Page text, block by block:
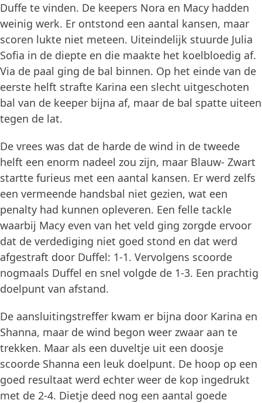
Duffe te vinden. De keepers Nora en Macy hadden
weinig werk. Er ontstond een aantal kansen, maar
scoren lukte niet meteen. Uiteindelijk stuurde Julia
Sofia in de diepte en die maakte het koelbloedig af.
Via de paal ging de bal binnen. Op het einde van de
eerste helft strafte Karina een slecht uitgeschoten
bal van de keeper bijna af, maar de bal spatte uiteen
tegen de lat.
De vrees was dat de harde de wind in de tweede
helft een enorm nadeel zou zijn, maar Blauw- Zwart
startte furieus met een aantal kansen. Er werd zelfs
een vermeende handsbal niet gezien, wat een
penalty had kunnen opleveren. Een felle tackle
waarbij Macy even van het veld ging zorgde ervoor
dat de verdediging niet goed stond en dat werd
afgestraft door Duffel: 1-1. Vervolgens scoorde
nogmaals Duffel en snel volgde de 1-3. Een prachtig
doelpunt van afstand.
De aansluitingstreffer kwam er bijna door Karina en
Shanna, maar de wind begon weer zwaar aan te
trekken. Maar als een duveltje uit een doosje
scoorde Shanna een leuk doelpunt. De hoop op een
goed resultaat werd echter weer de kop ingedrukt
met de 2-4. Dietje deed nog een aantal goede